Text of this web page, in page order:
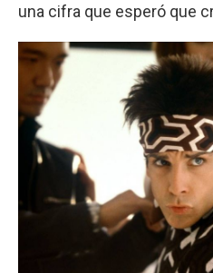
una cifra que esperó que